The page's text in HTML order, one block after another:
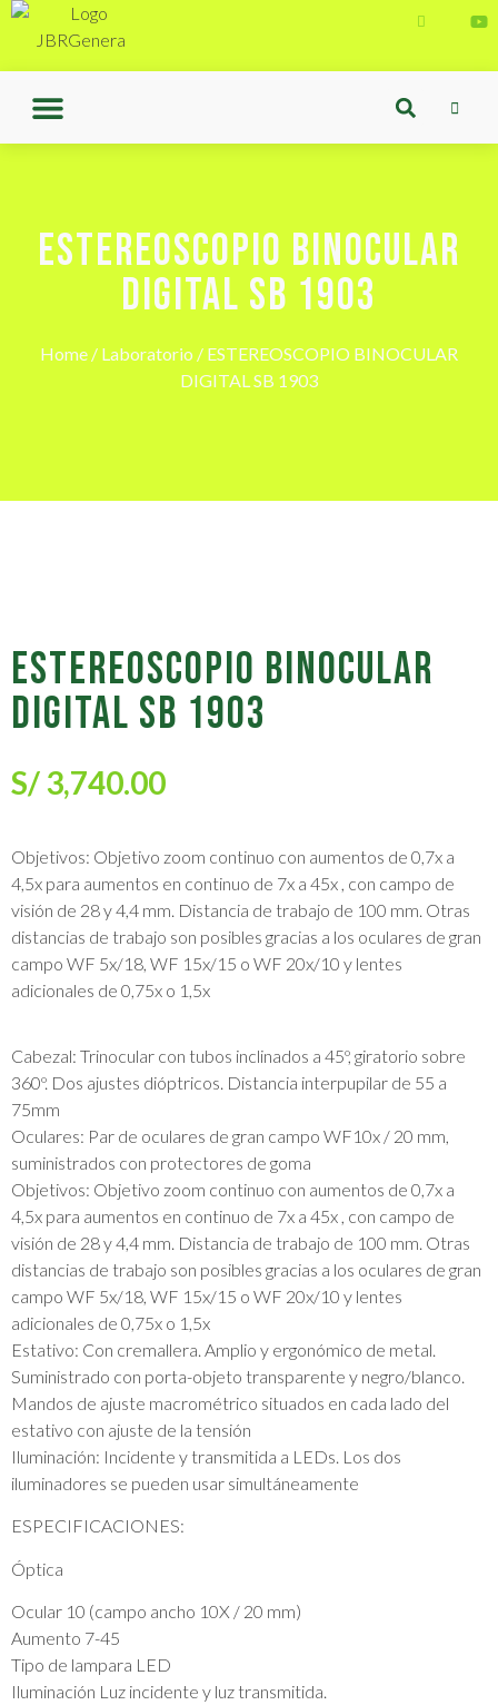
ESTEREOSCOPIO BINOCULAR
DIGITAL SB 1903
Home / Laboratorio / ESTEREOSCOPIO BINOCULAR
DIGITAL SB 1903
ESTEREOSCOPIO BINOCULAR
DIGITAL SB 1903
S/3,740.00
Objetivos: Objetivo zoom continuo con aumentos de 0,7x a
4,5x para aumentos en continuo de 7x a 45x , con campo de
visión de 28 y 4,4 mm. Distancia de trabajo de 100 mm. Otras
distancias de trabajo son posibles gracias a los oculares de gran
campo WF 5x/18, WF 15x/15 o WF 20x/10 y lentes
adicionales de 0,75x o 1,5x
Cabezal: Trinocular con tubos inclinados a 45º, giratorio sobre
360º. Dos ajustes dióptricos. Distancia interpupilar de 55 a
75mm
Oculares: Par de oculares de gran campo WF10x / 20 mm,
suministrados con protectores de goma
Objetivos: Objetivo zoom continuo con aumentos de 0,7x a
4,5x para aumentos en continuo de 7x a 45x , con campo de
visión de 28 y 4,4 mm. Distancia de trabajo de 100 mm. Otras
distancias de trabajo son posibles gracias a los oculares de gran
campo WF 5x/18, WF 15x/15 o WF 20x/10 y lentes
adicionales de 0,75x o 1,5x
Estativo: Con cremallera. Amplio y ergonómico de metal.
Suministrado con porta-objeto transparente y negro/blanco.
Mandos de ajuste macrométrico situados en cada lado del
estativo con ajuste de la tensión
Iluminación: Incidente y transmitida a LEDs. Los dos
iluminadores se pueden usar simultáneamente
ESPECIFICACIONES:
Óptica
Ocular 10 (campo ancho 10X / 20 mm)
Aumento 7-45
Tipo de lampara LED
Iluminación Luz incidente y luz transmitida.